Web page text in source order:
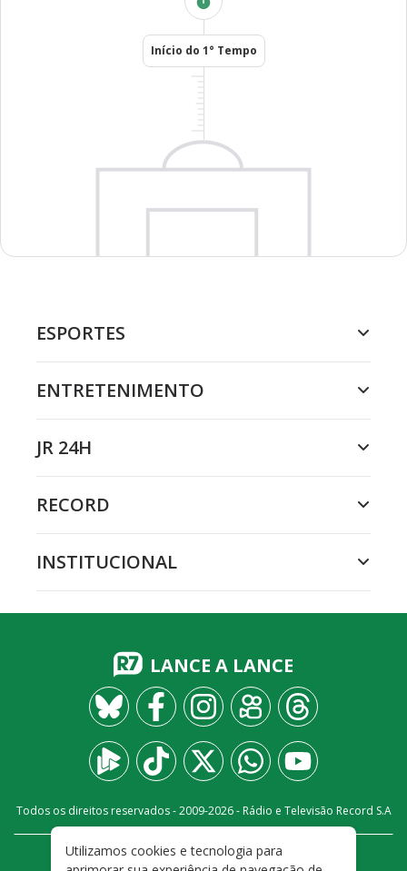
Início do 1° Tempo
ESPORTES
ENTRETENIMENTO
JR 24H
RECORD
INSTITUCIONAL
LANCE A LANCE
Todos os direitos reservados - 2009-2026- Rádio e Televisão Record S.A
FALE CONOSCO PRIVACIDADE
Utilizamos cookies e tecnologia para